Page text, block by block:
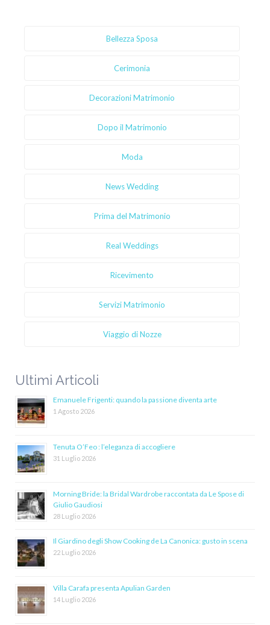
Bellezza Sposa
Cerimonia
Decorazioni Matrimonio
Dopo il Matrimonio
Moda
News Wedding
Prima del Matrimonio
Real Weddings
Ricevimento
Servizi Matrimonio
Viaggio di Nozze
Ultimi Articoli
Emanuele Frigenti: quando la passione diventa arte
1 Agosto 2026
Tenuta O’Feo : l’eleganza di accogliere
31 Luglio 2026
Morning Bride: la Bridal Wardrobe raccontata da Le Spose di
Giulio Gaudiosi
28 Luglio 2026
Il Giardino degli Show Cooking de La Canonica: gusto in scena
22 Luglio 2026
Villa Carafa presenta Apulian Garden
14 Luglio 2026